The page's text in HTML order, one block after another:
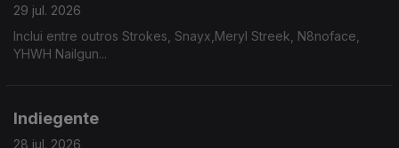
29 jul. 2026
Inclui entre outros Strokes, Snayx,Meryl Streek, N8noface,
YHWH Nailgun...
Indiegente
28 jul. 2026